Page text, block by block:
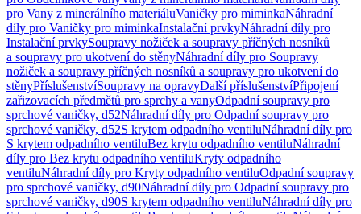
pro Vany z minerálního materiáluVaničky pro miminkaNáhradní
díly pro Vaničky pro miminkaInstalační prvkyNáhradní díly pro
Instalační prvkySoupravy nožiček a soupravy příčných nosníků
a soupravy pro ukotvení do stěnyNáhradní díly pro Soupravy
nožiček a soupravy příčných nosníků a soupravy pro ukotvení do
stěnyPříslušenstvíSoupravy na opravyDalší příslušenstvíPřipojení
zařizovacích předmětů pro sprchy a vanyOdpadní soupravy pro
sprchové vaničky, d52Náhradní díly pro Odpadní soupravy pro
sprchové vaničky, d52S krytem odpadního ventiluNáhradní díly pro
S krytem odpadního ventiluBez krytu odpadního ventiluNáhradní
díly pro Bez krytu odpadního ventiluKryty odpadního
ventiluNáhradní díly pro Kryty odpadního ventiluOdpadní soupravy
pro sprchové vaničky, d90Náhradní díly pro Odpadní soupravy pro
sprchové vaničky, d90S krytem odpadního ventiluNáhradní díly pro